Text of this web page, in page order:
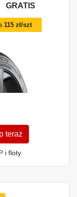
GRATIS
115 zł/szt
teraz
i floty